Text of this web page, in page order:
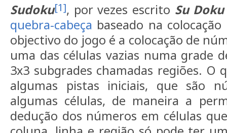
Sudoku[1], por vezes escrito Su Doku
quebra-cabeça baseado na colocação
objectivo do jogo é a colocação de
uma das células vazias numa grade
3x3 subgrades chamadas regiões. O
algumas pistas iniciais, que são
algumas células, de maneira a
dedução dos números em células